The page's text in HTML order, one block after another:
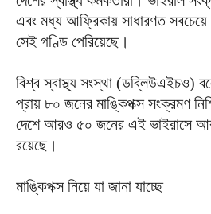
এবং মধ্য আফ্রিকায় সাধারণত সবচেয়ে
সেই গণ্ডি পেরিয়েছে।
বিশ্ব স্বাস্থ্য সংস্থা (ডব্লিউএইচও)
প্রায় ৮০ জনের মাঙ্কিপক্স সংক্রমণ
দেশে আরও ৫০ জনের এই ভাইরাসে
রয়েছে।
মাঙ্কিপক্স নিয়ে যা জানা যাচ্ছে